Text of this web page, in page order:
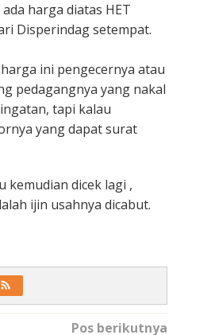
harga diatas HET
Disperindag setempat.
ini pengecernya atau
pedagangnya yang nakal
tapi kalau
yang dapat surat
kemudian dicek lagi ,
ijin usahnya dicabut.
Pos berikutnya